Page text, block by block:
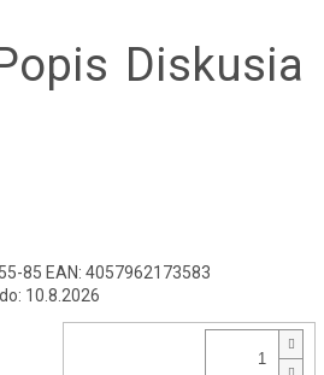
Diskusia
85 EAN: 4057962173583
10.8.2026